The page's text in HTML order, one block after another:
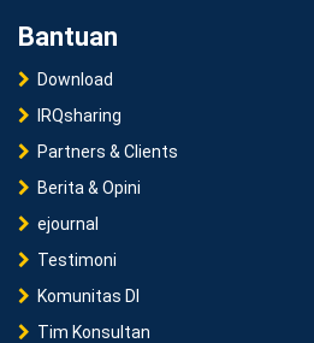
Bantuan
Download
IRQsharing
Partners & Clients
Berita & Opini
ejournal
Testimoni
Komunitas DI
Tim Konsultan